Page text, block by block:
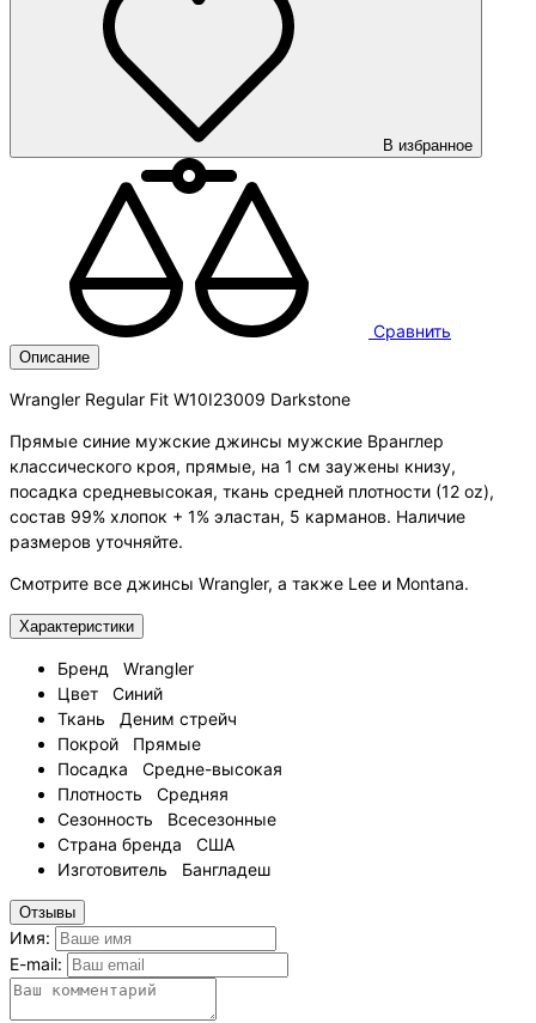
В избранное
Сравнить
Описание
Wrangler Regular Fit W10I23009 Darkstone
Прямые синие мужские джинсы мужские Вранглер
классического кроя, прямые, на 1 см заужены книзу,
посадка средневысокая, ткань средней плотности (12 oz),
состав 99% хлопок + 1% эластан, 5 карманов. Наличие
размеров уточняйте.
Смотрите все джинсы Wrangler, а также Lee и Montana.
Характеристики
Бренд
Wrangler
Цвет
Синий
Ткань
Деним стрейч
Покрой
Прямые
Посадка
Средне-высокая
Плотность
Средняя
Сезонность
Всесезонные
Страна бренда
США
Изготовитель
Бангладеш
Отзывы
Имя:
E-mail: